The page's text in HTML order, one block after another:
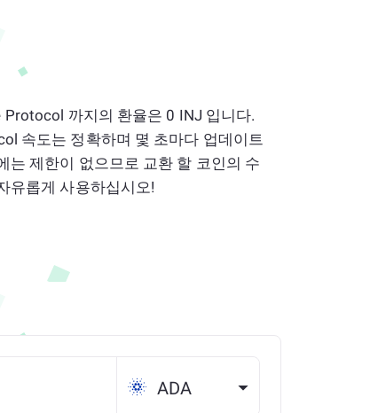
까지의 환율은 0 INJ 입니다.
속도는 정확하며 몇 초마다 업데이트
는 제한이 없으므로 교환 할 코인의 수
유롭게 사용하십시오!
ADA